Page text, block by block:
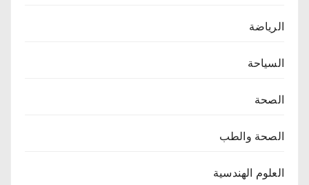
الرياضة
السياحة
الصحة
الصحة والطب
العلوم الهندسية